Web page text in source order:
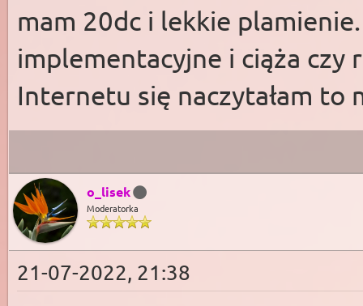
mam 20dc i lekkie
implementacyjne i ciąża czy
Internetu się naczytałam
o_lisek
Moderatorka
21-07-2022, 21:38